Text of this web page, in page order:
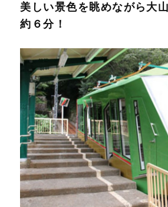
美しい景色を眺めながら大
約６分！